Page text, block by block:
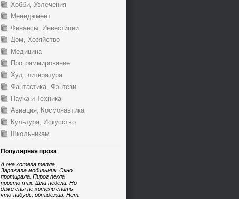
Хобби, Увлечения
Менеджмент
Финансы, Инвестиции
Дом, Хозяйство
Медицина
Программирование
Худ. литература
Фантастика, Фэнтези
Наука и Техника
Авиация, Космонавтика
Культура, Искусство
Школьникам
Популярная проза
А она хотела тепла.
Заряжала мобильник. Окно
протирала. Пирог пекла
просто так. Шли недели. Но
даже сны не хотели снить
что-нибудь, обнадежив. Нет.